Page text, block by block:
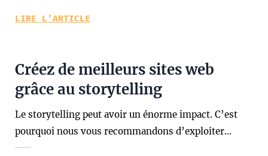
LIRE L’ARTICLE
Créez de meilleurs sites web
grâce au storytelling
Le storytelling peut avoir un énorme impact. C’est
pourquoi nous vous recommandons d’exploiter…